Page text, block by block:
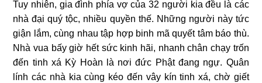
Tuy nhiên, gia đình phía vợ của 32 người kia đều là các
nhà đại quý tộc, nhiều quyền thế. Những người này tức
giận lắm, cùng nhau tập hợp binh mã quyết tâm báo thù.
Nhà vua bấy giờ hết sức kinh hãi, nhanh chân chạy trốn
đến tinh xá Kỳ Hoàn là nơi đức Phật đang ngự. Quân
lính các nhà kia cùng kéo đến vây kín tinh xá, chờ giết